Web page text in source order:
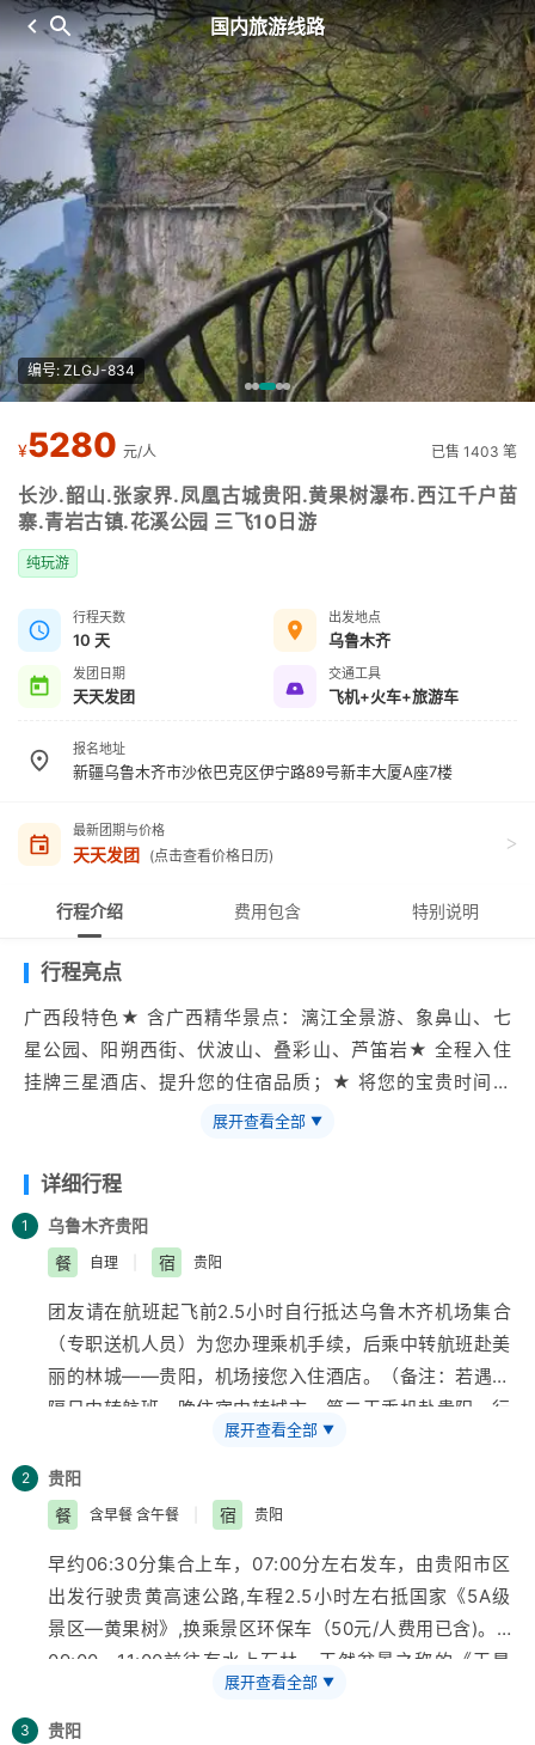
国内旅游线路
编号: ZLGJ-834
¥5280 元/人 已售 1403 笔
长沙.韶山.张家界.凤凰古城贵阳.黄果树瀑布.西江千户苗
寨.青岩古镇.花溪公园 三飞10日游
纯玩游
行程天数
10 天
出发地点
乌鲁木齐
发团日期
天天发团
交通工具
飞机+火车+旅游车
报名地址
新疆乌鲁木齐市沙依巴克区伊宁路89号新丰大厦A座7楼
最新团期与价格
天天发团 (点击查看价格日历)
>
行程介绍 费用包含 特别说明
行程亮点
广西段特色★ 含广西精华景点：漓江全景游、象鼻山、七
星公园、阳朔西街、伏波山、叠彩山、芦笛岩★ 全程入住
挂牌三星酒店、提升您的住宿品质；★ 将您的宝贵时间全
展开查看全部 ▼
详细行程
1 乌鲁木齐贵阳
餐
自理 宿 贵阳
团友请在航班起飞前2.5小时自行抵达乌鲁木齐机场集合
（专职送机人员）为您办理乘机手续，后乘中转航班赴美
丽的林城——贵阳，机场接您入住酒店。（备注：若遇到
隔日中转航班，晚住宿中转城市，第二天乘机赴贵阳，行
展开查看全部 ▼
2
贵阳
餐
含早餐 含午餐 宿 贵阳
早约06:30分集合上车，07:00分左右发车，由贵阳市区
出发行驶贵黄高速公路,车程2.5小时左右抵国家《5A级
景区—黄果树》,换乘景区环保车（50元/人费用已含)。
09:00—11:00前往有水上石林、天然盆景之称的《天星
桥景区》，这里顽石突兀而起，星罗棋布，一路欣赏高老
庄【天星湖】
展开查看全部 ▼
3
贵阳